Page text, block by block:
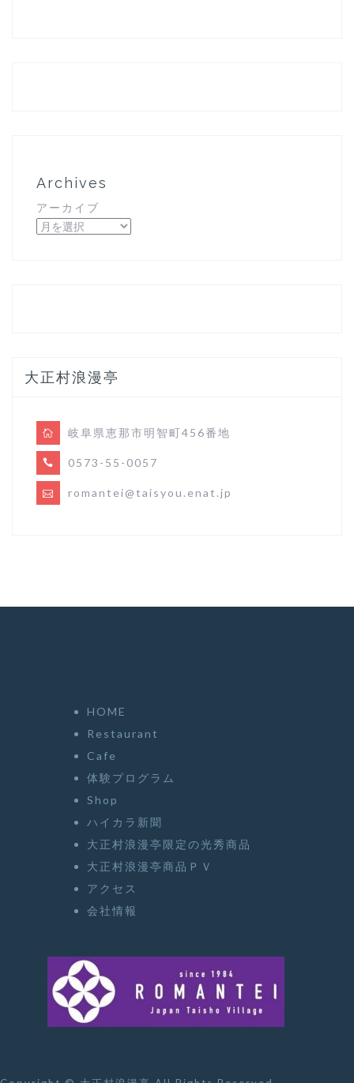
Archives
アーカイブ
大正村浪漫亭
岐阜県恵那市明智町456番地
0573-55-0057
romantei@taisyou.enat.jp
HOME
Restaurant
Cafe
体験プログラム
Shop
ハイカラ新聞
大正村浪漫亭限定の光秀商品
大正村浪漫亭商品ＰＶ
アクセス
会社情報